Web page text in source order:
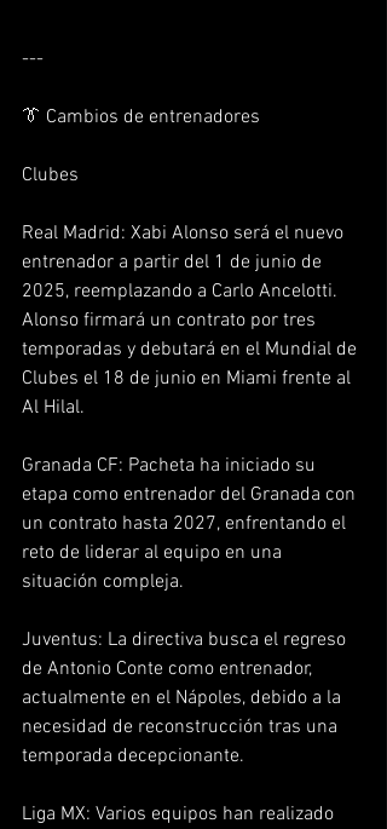
---
👔 Cambios de entrenadores
Clubes
Real Madrid: Xabi Alonso será el nuevo
entrenador a partir del 1 de junio de
2025, reemplazando a Carlo Ancelotti.
Alonso firmará un contrato por tres
temporadas y debutará en el Mundial de
Clubes el 18 de junio en Miami frente al
Al Hilal.
Granada CF: Pacheta ha iniciado su
etapa como entrenador del Granada con
un contrato hasta 2027, enfrentando el
reto de liderar al equipo en una
situación compleja.
Juventus: La directiva busca el regreso
de Antonio Conte como entrenador,
actualmente en el Nápoles, debido a la
necesidad de reconstrucción tras una
temporada decepcionante.
Liga MX: Varios equipos han realizado